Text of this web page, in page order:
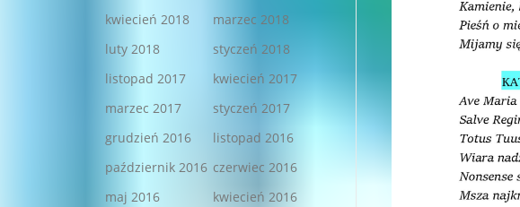
kwiecień 2018
marzec 2018
luty 2018
styczeń 2018
listopad 2017
kwiecień 2017
marzec 2017
styczeń 2017
grudzień 2016
listopad 2016
październik 2016 czerwiec 2016
maj 2016
kwiecień 2016